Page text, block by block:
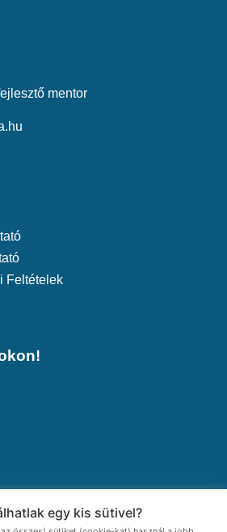
mentor
Feltételek
egy kis sütivel?